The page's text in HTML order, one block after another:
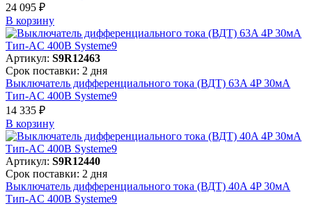
24 095 ₽
В корзинy
Артикул: S9R12463
Срок поставки: 2 дня
Выключатель дифференциального тока (ВДТ) 63A 4P 30мА
Тип-AC 400В Systeme9
14 335 ₽
В корзинy
Артикул: S9R12440
Срок поставки: 2 дня
Выключатель дифференциального тока (ВДТ) 40A 4P 30мА
Тип-AC 400В Systeme9